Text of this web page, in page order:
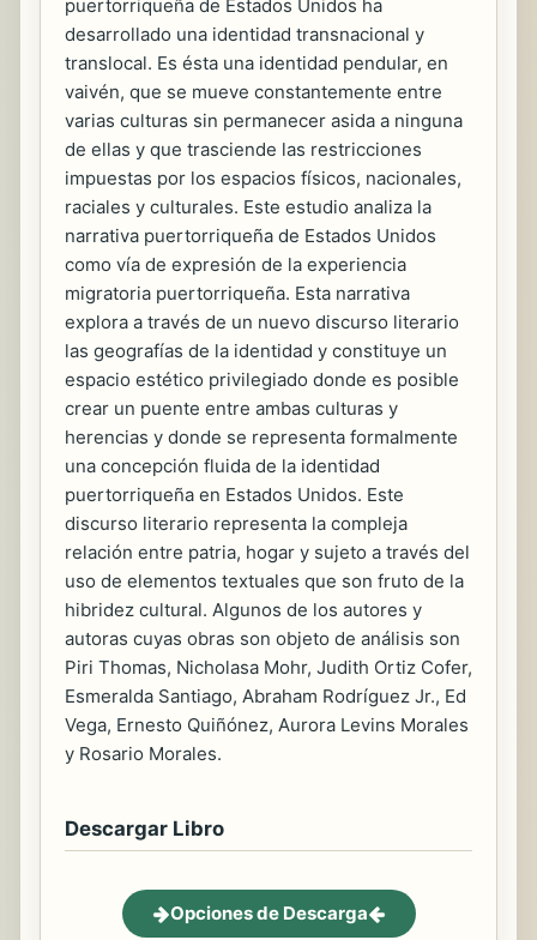
puertorriqueña de Estados Unidos ha
desarrollado una identidad transnacional y
translocal. Es ésta una identidad pendular, en
vaivén, que se mueve constantemente entre
varias culturas sin permanecer asida a ninguna
de ellas y que trasciende las restricciones
impuestas por los espacios físicos, nacionales,
raciales y culturales. Este estudio analiza la
narrativa puertorriqueña de Estados Unidos
como vía de expresión de la experiencia
migratoria puertorriqueña. Esta narrativa
explora a través de un nuevo discurso literario
las geografías de la identidad y constituye un
espacio estético privilegiado donde es posible
crear un puente entre ambas culturas y
herencias y donde se representa formalmente
una concepción fluida de la identidad
puertorriqueña en Estados Unidos. Este
discurso literario representa la compleja
relación entre patria, hogar y sujeto a través del
uso de elementos textuales que son fruto de la
hibridez cultural. Algunos de los autores y
autoras cuyas obras son objeto de análisis son
Piri Thomas, Nicholasa Mohr, Judith Ortiz Cofer,
Esmeralda Santiago, Abraham Rodríguez Jr., Ed
Vega, Ernesto Quiñónez, Aurora Levins Morales
y Rosario Morales.
Descargar Libro
Opciones de Descarga